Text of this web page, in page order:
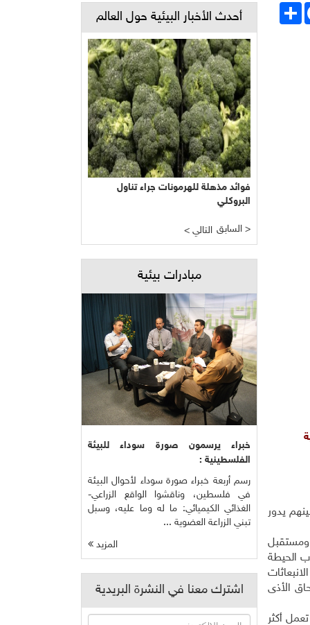
انشر
يدور
ومستقبل
الحيطة
الأذى
أكثر
أحدث الأخبار البيئية حول العالم
فوائد مذهلة للهرمونات جراء تناول
البروكلي
< التالي السابق >
مبادرات بيئية
خبراء يرسمون صورة سوداء للبيئة
الفلسطينية :
رسم أربعة خبراء صورة سوداء لأحوال البيئة
في فلسطين، وناقشوا الواقع الزراعي-
الغذائي الكيميائي: ما له وما عليه، وسبل
تبني الزراعة العضوية ...
المزيد
اشترك معنا في النشرة البريدية